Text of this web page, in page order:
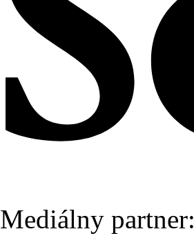
Mediálny partner: